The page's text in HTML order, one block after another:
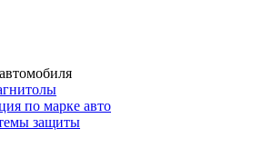
по марке авто
защиты